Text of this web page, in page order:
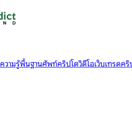
ความรู้พื้นฐานศัพท์คริปโตวิดีโอเว็บเทรดค